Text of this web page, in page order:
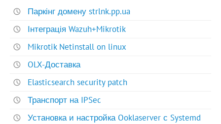
Паркінг домену strlnk.pp.ua
Інтеграція Wazuh+Mikrotik
Mikrotik Netinstall on linux
OLX-Доставка
Elasticsearch security patch
Транспорт на IPSec
Установка и настройка Ooklaserver с Systemd